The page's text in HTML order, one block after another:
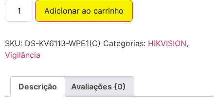
Adicionar ao carrinho
SKU: DS-KV6113-WPE1(C) Categorias: HIKVISION,
Vigilância
Descrição Avaliações (0)